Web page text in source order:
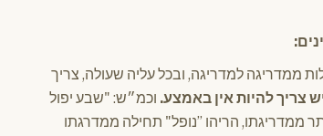
ממדריגה למדריגה, ובכל עליה שעולה, צריך
צריך להיות אין באמצע. וכמ״ש: "שבע יפול
ממדריגתו, הריהו ”נופל" תחילה ממדרגתו